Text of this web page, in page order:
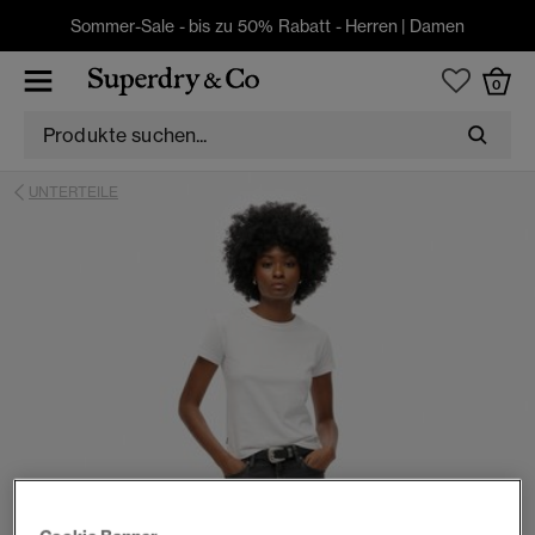
Sommer-Sale - bis zu 50% Rabatt - Herren | Damen
0
UNTERTEILE